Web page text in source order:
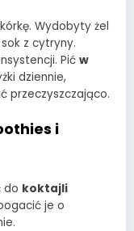
Wydobyty żel
z cytryny.
Pić w
dziennie,
przeczyszczająco.
i
do koktajli
je o